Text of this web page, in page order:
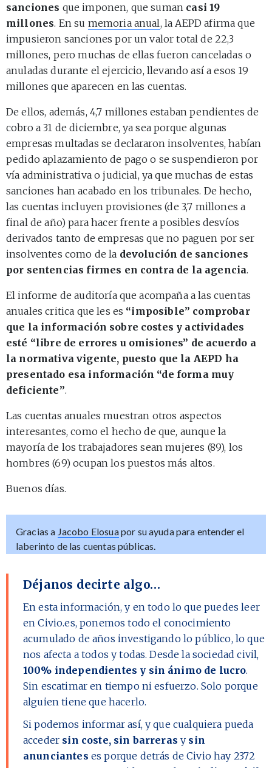
sanciones que imponen, que suman casi 19
millones. En su memoria anual, la AEPD afirma que
impusieron sanciones por un valor total de 22,3
millones, pero muchas de ellas fueron canceladas o
anuladas durante el ejercicio, llevando así a esos 19
millones que aparecen en las cuentas.
De ellos, además, 4,7 millones estaban pendientes de
cobro a 31 de diciembre, ya sea porque algunas
empresas multadas se declararon insolventes, habían
pedido aplazamiento de pago o se suspendieron por
vía administrativa o judicial, ya que muchas de estas
sanciones han acabado en los tribunales. De hecho,
las cuentas incluyen provisiones (de 3,7 millones a
final de año) para hacer frente a posibles desvíos
derivados tanto de empresas que no paguen por ser
insolventes como de la devolución de sanciones
por sentencias firmes en contra de la agencia.
El informe de auditoría que acompaña a las cuentas
anuales critica que les es “imposible” comprobar
que la información sobre costes y actividades
esté “libre de errores u omisiones” de acuerdo a
la normativa vigente, puesto que la AEPD ha
presentado esa información “de forma muy
deficiente”.
Las cuentas anuales muestran otros aspectos
interesantes, como el hecho de que, aunque la
mayoría de los trabajadores sean mujeres (89), los
hombres (69) ocupan los puestos más altos.
Buenos días.
Gracias a Jacobo Elosuapor su ayuda para entender el
laberinto de las cuentas públicas.
Déjanos decirte algo…
En esta información, y en todo lo que puedes leer
en Civio.es, ponemos todo el conocimiento
acumulado de años investigando lo público, lo que
nos afecta a todos y todas. Desde la sociedad civil,
100% independientes y sin ánimo de lucro.
Sin escatimar en tiempo ni esfuerzo. Solo porque
alguien tiene que hacerlo.
Si podemos informar así, y que cualquiera pueda
acceder sin coste, sin barreras y sin
anunciantes es porque detrás de Civio hay 2372